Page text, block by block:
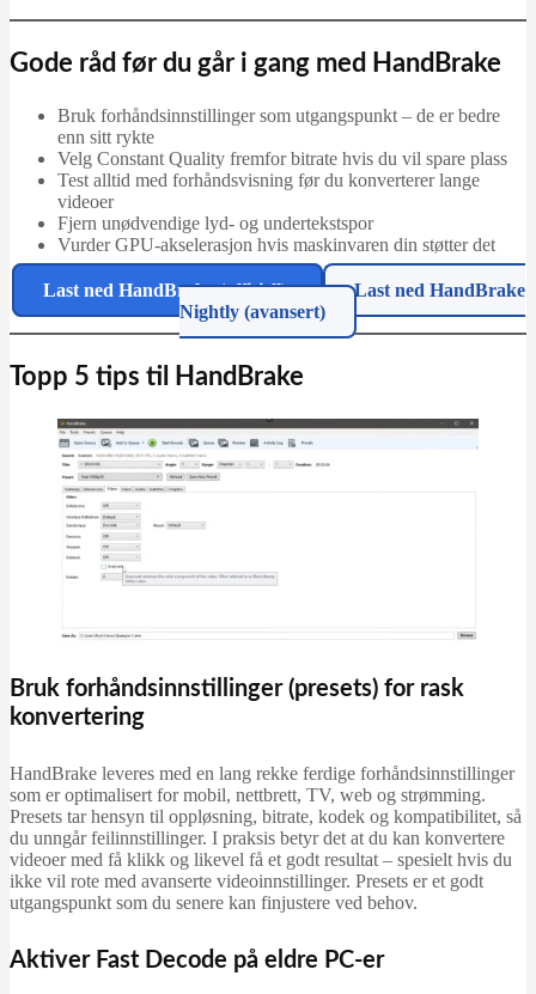
Gode råd før du går i gang med HandBrake
Bruk forhåndsinnstillinger som utgangspunkt – de er bedre
enn sitt rykte
Velg Constant Quality fremfor bitrate hvis du vil spare plass
Test alltid med forhåndsvisning før du konverterer lange
videoer
Fjern unødvendige lyd- og undertekstspor
Vurder GPU-akselerasjon hvis maskinvaren din støtter det
Last ned HandBrake (offisiell)
Last ned HandBrake
Nightly (avansert)
Topp 5 tips til HandBrake
Bruk forhåndsinnstillinger (presets) for rask
konvertering
HandBrake leveres med en lang rekke ferdige forhåndsinnstillinger
som er optimalisert for mobil, nettbrett, TV, web og strømming.
Presets tar hensyn til oppløsning, bitrate, kodek og kompatibilitet, så
du unngår feilinnstillinger. I praksis betyr det at du kan konvertere
videoer med få klikk og likevel få et godt resultat – spesielt hvis du
ikke vil rote med avanserte videoinnstillinger. Presets er et godt
utgangspunkt som du senere kan finjustere ved behov.
Aktiver Fast Decode på eldre PC-er